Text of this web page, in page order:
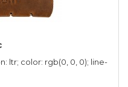
ltr; color: rgb(0, 0, 0); line-